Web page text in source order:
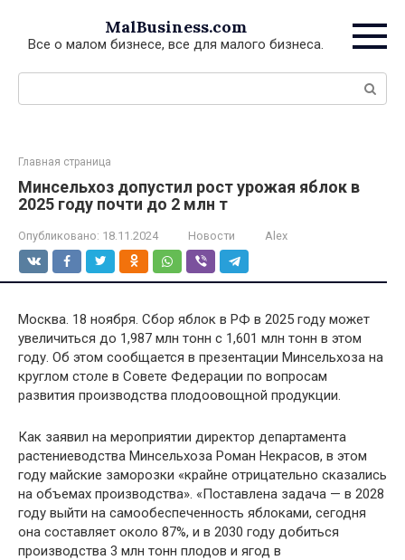
контенту
MalBusiness.com
Все о малом бизнесе, все для малого бизнеса.
Поиск:
Главная страница
Минсельхоз допустил рост урожая яблок в
2025 году почти до 2 млн т
Опубликовано: 18.11.2024 Новости Alex
Москва. 18 ноября. Сбор яблок в РФ в 2025 году может
увеличиться до 1,987 млн тонн с 1,601 млн тонн в этом
году. Об этом сообщается в презентации Минсельхоза на
круглом столе в Совете Федерации по вопросам
развития производства плодоовощной продукции.
Как заявил на мероприятии директор департамента
растениеводства Минсельхоза Роман Некрасов, в этом
году майские заморозки «крайне отрицательно сказались
на объемах производства». «Поставлена задача — в 2028
году выйти на самообеспеченность яблоками, сегодня
она составляет около 87%, и в 2030 году добиться
производства 3 млн тонн плодов и ягод в